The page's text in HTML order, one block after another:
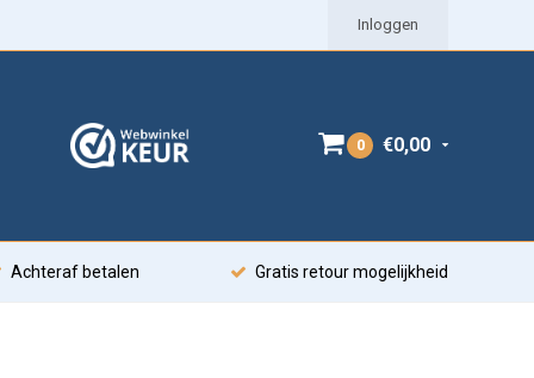
Inloggen
0 €0,00
Achteraf betalen Gratis retour mogelijkheid